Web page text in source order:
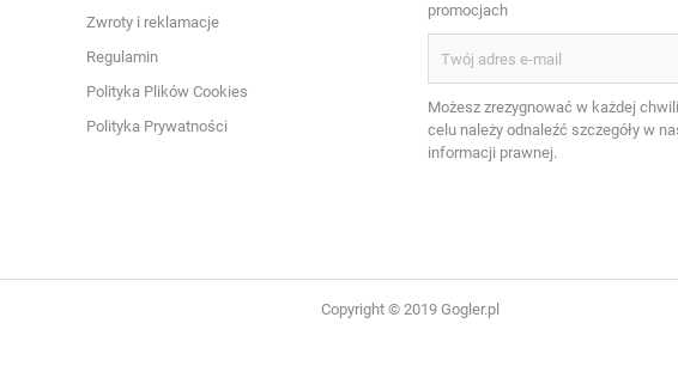
Zwroty i reklamacje
Regulamin
Polityka Plików Cookies
Polityka Prywatności
promocjach
Możesz zrezygnować w każdej
celu należy odnaleźć szczegóły w
informacji prawnej.
Copyright © 2019 Gogler.pl